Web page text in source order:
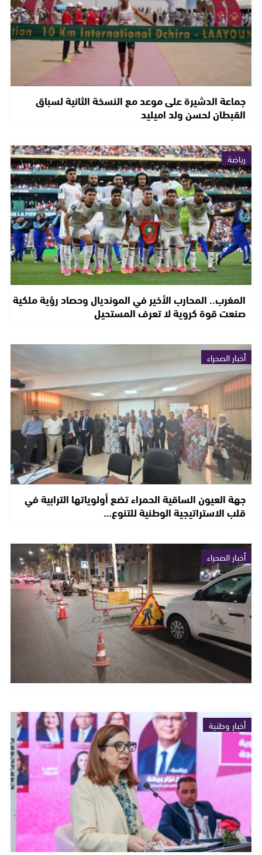
جماعة الدشيرة على موعد مع النسخة الثانية لسباق
القبطان لحسن ولد اميليد
رياضة
المغرب.. المحارب الأخير في المونديال وحصاد رؤية ملكية
صنعت قوة كروية لا تعرف المستحيل
أخبار الصحراء
جهة العيون الساقية الحمراء تضع أولوياتها الترابية في
قلب الاستراتيجية الوطنية للتنوع…
أخبار الصحراء
أخبار وطنية